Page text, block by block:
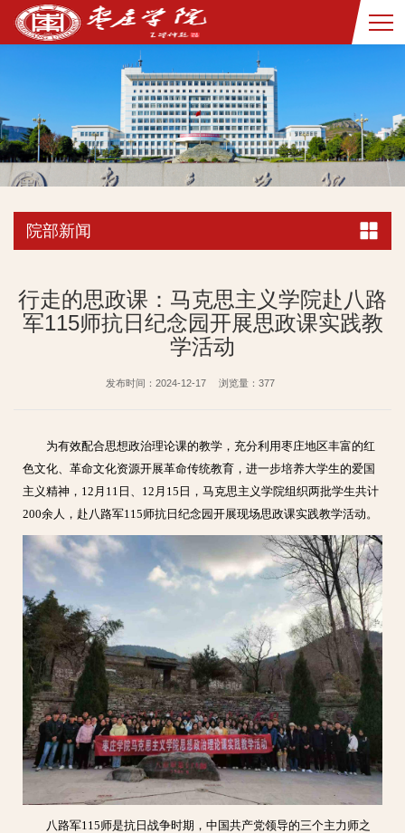
院部新闻
行走的思政课：马克思主义学院赴八路
军115师抗日纪念园开展思政课实践教
学活动
发布时间：2024-12-17 浏览量： 377
为有效配合思想政治理论课的教学，充分利用枣庄地区丰富的红
色文化、革命文化资源开展革命传统教育，进一步培养大学生的爱国
主义精神，12月11日、12月15日，马克思主义学院组织两批学生共计
200余人，赴八路军115师抗日纪念园开展现场思政课实践教学活动。
八路军115师是抗日战争时期，中国共产党领导的三个主力师之